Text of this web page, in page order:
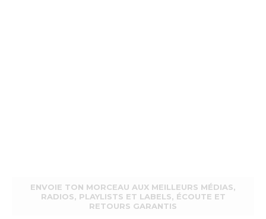
ENVOIE TON MORCEAU AUX MEILLEURS MÉDIAS,
RADIOS, PLAYLISTS ET LABELS, ÉCOUTE ET
RETOURS GARANTIS